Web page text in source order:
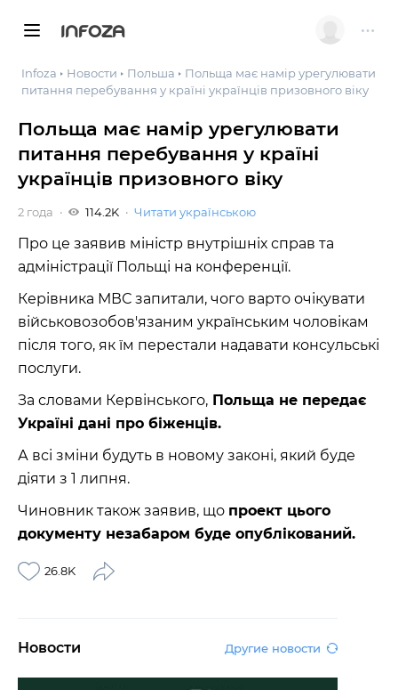
INFOZA
Infoza Новости Польша
Польща має намір урегулювати
питання перебування у країні українців призовного віку
Польща має намір урегулювати
питання перебування у країні
українців призовного віку
2 года 114.2K Читати українською
Про це заявив міністр внутрішніх справ та
адміністрації Польщі на конференції.
Керівника МВС запитали, чого варто очікувати
військовозобов'язаним українським чоловікам
після того, як їм перестали надавати консульські
послуги.
За словами Кервінського, Польща не передає
Україні дані про біженців.
А всі зміни будуть в новому законі, який буде
діяти з 1 липня.
Чиновник також заявив, що проект цього
документу незабаром буде опублікований.
26.8K
Новости Другие новости